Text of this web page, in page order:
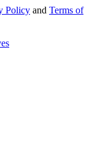
Policy and Terms of